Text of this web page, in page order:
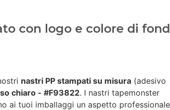
con logo e colore di
nastri PP stampati su misura (adesivo
chiaro - #F93822. I nastri tapemonster
ai tuoi imballaggi un aspetto professionale